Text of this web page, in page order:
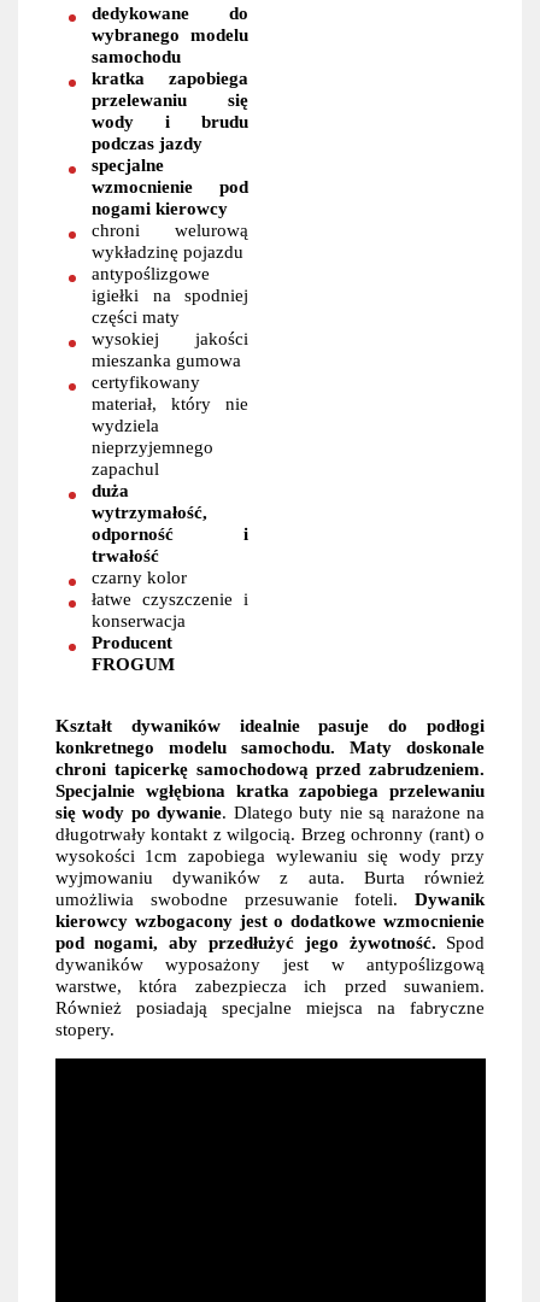
dedykowane do
wybranego modelu
samochodu
kratka zapobiega
przelewaniu się
wody i brudu
podczas jazdy
specjalne
wzmocnienie pod
nogami kierowcy
chroni welurową
wykładzinę pojazdu
antypoślizgowe
igiełki na spodniej
części maty
wysokiej jakości
mieszanka gumowa
certyfikowany
materiał, który nie
wydziela
nieprzyjemnego
zapachul
duża
wytrzymałość,
odporność i
trwałość
czarny kolor
łatwe czyszczenie i
konserwacja
Producent
FROGUM
Kształt dywaników idealnie pasuje do podłogi
konkretnego modelu samochodu. Maty doskonale
chroni tapicerkę samochodową przed zabrudzeniem.
Specjalnie wgłębiona kratka zapobiega przelewaniu
się wody po dywanie. Dlatego buty nie są narażone na
długotrwały kontakt z wilgocią. Brzeg ochronny (rant) o
wysokości 1cm zapobiega wylewaniu się wody przy
wyjmowaniu dywaników z auta. Burta również
umożliwia swobodne przesuwanie foteli.Dywanik
kierowcy wzbogacony jest o dodatkowe wzmocnienie
pod nogami, aby przedłużyć jego żywotność. Spod
dywaników wyposażony jest w antypoślizgową
warstwe, która zabezpiecza ich przed suwaniem.
Również posiadają specjalne miejsca na fabryczne
stopery.